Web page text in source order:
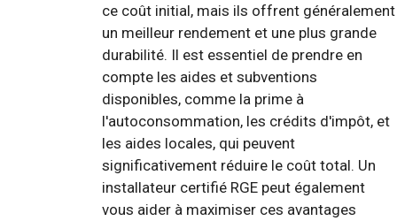
ce coût initial, mais ils offrent généralement
un meilleur rendement et une plus grande
durabilité. Il est essentiel de prendre en
compte les aides et subventions
disponibles, comme la prime à
l'autoconsommation, les crédits d'impôt, et
les aides locales, qui peuvent
significativement réduire le coût total. Un
installateur certifié RGE peut également
vous aider à maximiser ces avantages